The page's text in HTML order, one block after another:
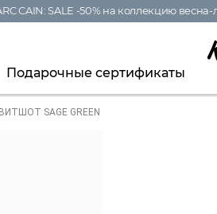
CAIN: SALE -50% на коллекцию весна-
Подарочные сертификаты
SAGE GREEN